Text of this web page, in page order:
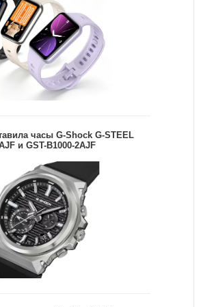
часы G-Shock G-STEEL
и GST-B1000-2AJF